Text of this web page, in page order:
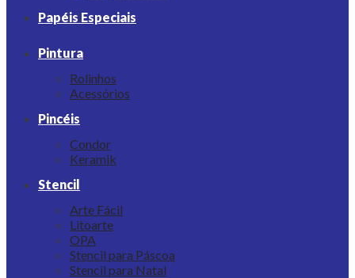
Papéis Especiais
Pintura
Rolinhos
Acessórios
Pincéis
Condor
Keramik
Stencil
Arte Fácil
Litoarte
OPA
Stencil para Páscoa
Stencil para Natal